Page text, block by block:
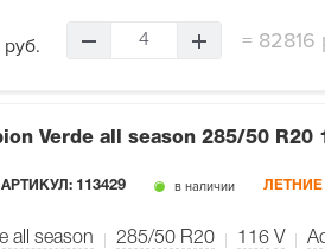
руб. 4 =82816
Verde all season 285/50 R20
АРТИКУЛ: 113429 в наличии ЛЕТНИЕ
all season 285/50 R20 116 V